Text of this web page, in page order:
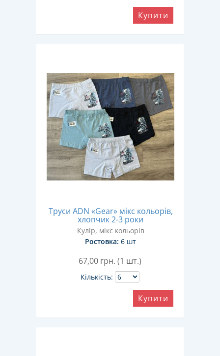
Купити
Труси ADN «Gear» мікс кольорів,
хлопчик 2-3 роки
Кулір, мікс кольорів
Ростовка: 6 шт
67,00 грн. (1 шт.)
Кількість:
Купити